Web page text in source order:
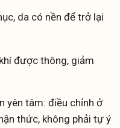
da có nền để trở lại
được thông, giảm
yên tâm: điều chỉnh ở
thức, không phải tự ý